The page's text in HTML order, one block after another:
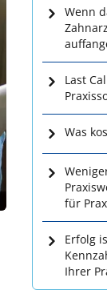
Wenn
Last
Was
für
Erfolg
Ihrer